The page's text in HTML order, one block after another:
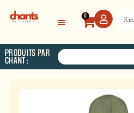
0
PRODUITS PAR
CHANT :